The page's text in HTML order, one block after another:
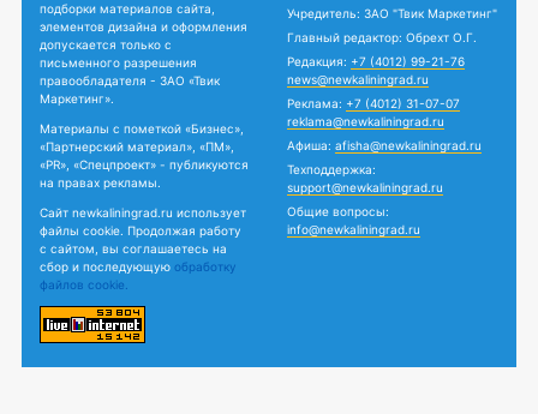
подборки материалов сайта,
элементов дизайна и оформления
допускается только с
письменного разрешения
правообладателя - ЗАО «Твик
Маркетинг».
Материалы с пометкой «Бизнес»,
«Партнерский материал», «ПМ»,
«PR», «Спецпроект» - публикуются
на правах рекламы.
Сайт newkaliningrad.ru использует
файлы cookie. Продолжая работу
с сайтом, вы соглашаетесь на
сбор и последующую обработку
файлов cookie.
Учредитель: ЗАО "Твик Маркетинг"
Главный редактор: Обрехт О.Г.
Редакция: +7 (4012) 99-21-76
news@newkaliningrad.ru
Реклама: +7 (4012) 31-07-07
reklama@newkaliningrad.ru
Афиша: afisha@newkaliningrad.ru
Техподдержка:
support@newkaliningrad.ru
Общие вопросы:
info@newkaliningrad.ru